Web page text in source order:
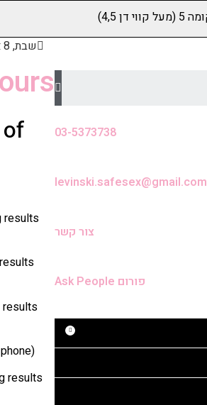
03-5373738
levinski.safesex@gmail.com
צור קשר
פורום Ask People
שבת, 8 אוגוסט, 2026
results
results
results